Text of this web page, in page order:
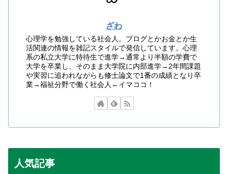
ざわ
心理学を勉強している社会人。ブログとかお金とか生
活関連の情報を雑記スタイルで発信しています。心理
系の私立大学に特待生で進学→通常より半額の学費で
大学を卒業し、そのまま大学院に内部進学→2年間課題
や実習に追われながらも修士論文で1番の成績となり卒
業→福祉分野で働く社会人←イマココ！
人気記事